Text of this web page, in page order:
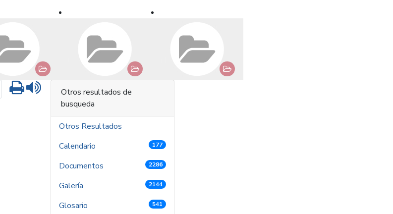
página siguiente
Imprimir
Otros resultados de
busqueda
Otros Resultados
Calendario
177
Documentos 2286
Galería 2144
Glosario 541